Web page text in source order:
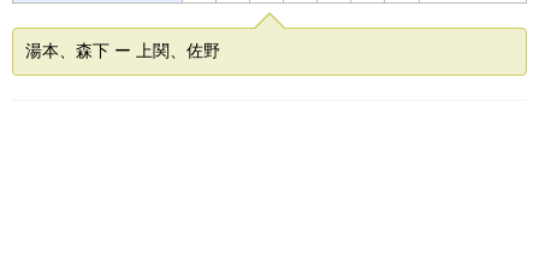
湯本、森下 ー 上関、佐野